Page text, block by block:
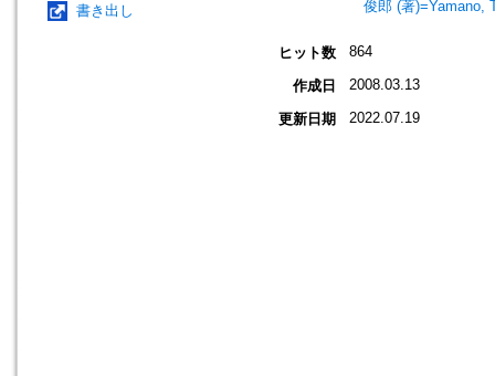
書き出し 俊郎 (著)=Yamano,
ヒット数 864
作成日 2008.03.13
更新日期 2022.07.19